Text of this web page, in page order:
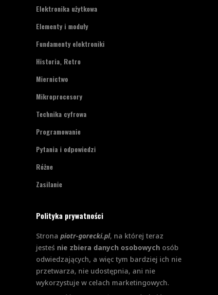
Elektronika użytkowa
Elementy i moduły
Fundamenty elektroniki
Historia, Retro
Miernictwo
Mikroprocesory
Technika cyfrowa
Programowanie
Pytania i odpowiedzi
Różne
Zasilanie
Polityka prywatności
Strona piotr-gorecki.pl, na której teraz
jesteś nie zbiera danych osobowych osób
odwiedzających, a więc tym bardziej ich nie
przetwarza, nie udostępnia, ani nie
wykorzystuje w celach marketingowych.